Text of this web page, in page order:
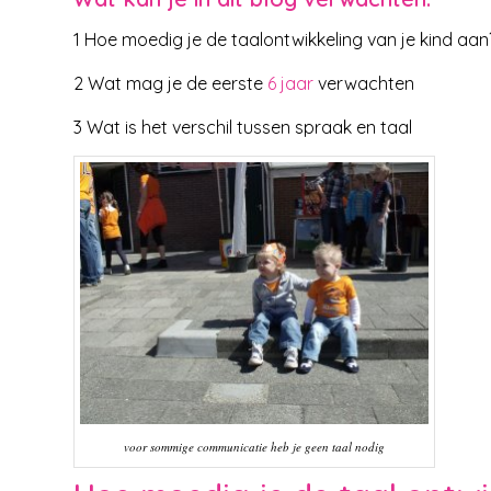
1 Hoe moedig je de taalontwikkeling van je kind
2 Wat mag je de eerste 6 jaar verwachten
3 Wat is het verschil tussen spraak en taal
voor sommige communicatie heb je geen taal nodig